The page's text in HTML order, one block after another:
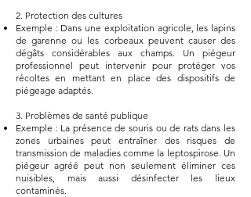
2. Protection des cultures
Exemple : Dans une exploitation agricole, les lapins
de garenne ou les corbeaux peuvent causer des
dégâts considérables aux champs. Un piégeur
professionnel peut intervenir pour protéger vos
récoltes en mettant en place des dispositifs de
piégeage adaptés.
3. Problèmes de santé publique
Exemple : La présence de souris ou de rats dans les
zones urbaines peut entraîner des risques de
transmission de maladies comme la leptospirose. Un
piégeur agréé peut non seulement éliminer ces
nuisibles, mais aussi désinfecter les lieux
contaminés.